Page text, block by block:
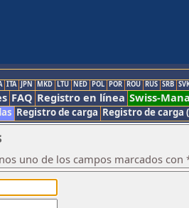
ITA JPN MKD LTU NED POL POR ROU RUS SRB
FAQ Registro en línea Swiss-
Registro de carga Registro de carga
uno de los campos marcados con